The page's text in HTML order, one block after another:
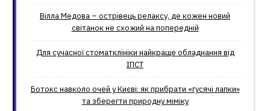
Вілла Медова – острівець релаксу, де кожен новий
світанок не схожий на попередній
Для сучасної стоматклініки найкраще обладнання від
ІПСТ
Ботокс навколо очей у Києві: як прибрати «гусячі лапки»
та зберегти природну міміку